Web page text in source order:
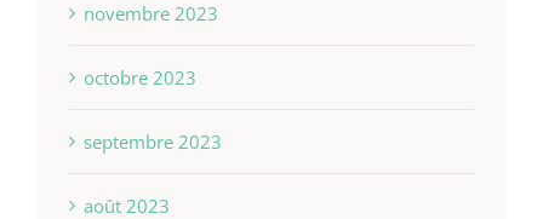
novembre 2023
octobre 2023
septembre 2023
août 2023